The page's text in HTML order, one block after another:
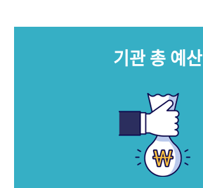
키워드로 보는 연구 역사
문서 기록물 행정박물
기관 총 예산